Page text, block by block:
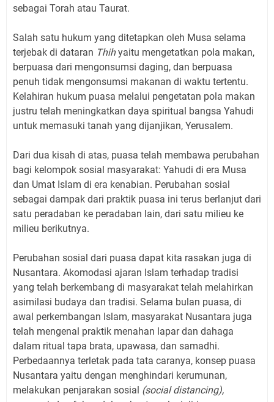
sebagai Torah atau Taurat.
Salah satu hukum yang ditetapkan oleh Musa selama
terjebak di dataran Thihyaitu mengetatkan pola makan,
berpuasa dari mengonsumsi daging, dan berpuasa
penuh tidak mengonsumsi makanan di waktu tertentu.
Kelahiran hukum puasa melalui pengetatan pola makan
justru telah meningkatkan daya spiritual bangsa Yahudi
untuk memasuki tanah yang dijanjikan, Yerusalem.
Dari dua kisah di atas, puasa telah membawa perubahan
bagi kelompok sosial masyarakat: Yahudi di era Musa
dan Umat Islam di era kenabian. Perubahan sosial
sebagai dampak dari praktik puasa ini terus berlanjut dari
satu peradaban ke peradaban lain, dari satu milieu ke
milieu berikutnya.
Perubahan sosial dari puasa dapat kita rasakan juga di
Nusantara. Akomodasi ajaran Islam terhadap tradisi
yang telah berkembang di masyarakat telah melahirkan
asimilasi budaya dan tradisi. Selama bulan puasa, di
awal perkembangan Islam, masyarakat Nusantara juga
telah mengenal praktik menahan lapar dan dahaga
dalam ritual tapa brata, upawasa, dan samadhi.
Perbedaannya terletak pada tata caranya, konsep puasa
Nusantara yaitu dengan menghindari kerumunan,
melakukan penjarakan sosial (social distancing),